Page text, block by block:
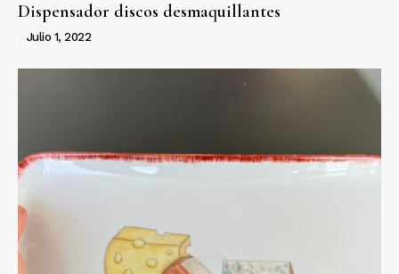
Dispensador discos desmaquillantes
Julio 1, 2022